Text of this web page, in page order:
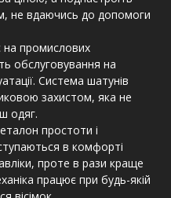
не вдаючись до допомоги
на промислових
обслуговування на
Система шатунів
захистом, яка не
одяг.
простоти і
в комфорті
проте в рази краще
працює при будь-якій